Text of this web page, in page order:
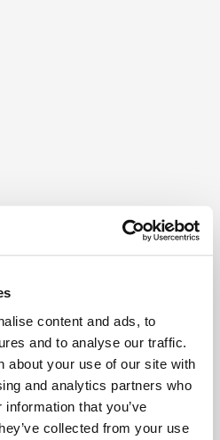
content and ads, to
and to analyse our traffic.
about your use of our site with
and analytics partners who
that you’ve
collected from your use